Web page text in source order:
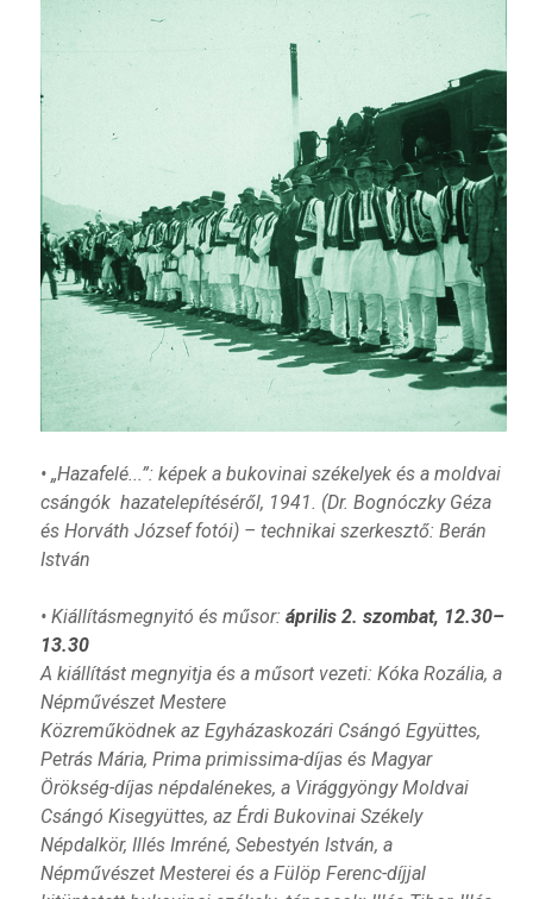
• „Hazafelé...”: képek a bukovinai székelyek és a moldvai
csángók hazatelepítéséről, 1941. (Dr. Bognóczky Géza
és Horváth József fotói) – technikai szerkesztő: Berán
István
• Kiállításmegnyitó és műsor: április 2. szombat, 12.30–
13.30
A kiállítást megnyitja és a műsort vezeti: Kóka Rozália, a
Népművészet Mestere
Közreműködnek az Egyházaskozári Csángó Együttes,
Petrás Mária, Prima primissima-díjas és Magyar
Örökség-díjas népdalénekes, a Virággyöngy Moldvai
Csángó Kisegyüttes, az Érdi Bukovinai Székely
Népdalkör, Illés Imréné, Sebestyén István, a
Népművészet Mesterei és a Fülöp Ferenc-díjjal